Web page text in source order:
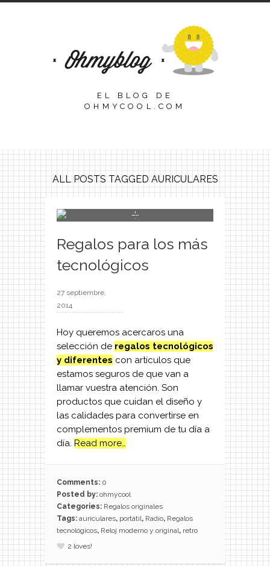
EL BLOG DE
OHMYCOOL.COM
ALL POSTS TAGGED AURICULARES
Regalos para los más
tecnológicos
27 septiembre,
2014
Hoy queremos acercaros una
selección de regalos tecnológicos
y diferentes con artículos que
estamos seguros de que van a
llamar vuestra atención. Son
productos que cuidan el diseño y
las calidades para convertirse en
complementos premium de tu día a
día. Read more…
Comments: 0
Posted by: ohmycool
Categories: Regalos originales
Tags: auriculares, portátil, Radio, Regalos
tecnológicos, Reloj moderno y original, retro
2 loves!